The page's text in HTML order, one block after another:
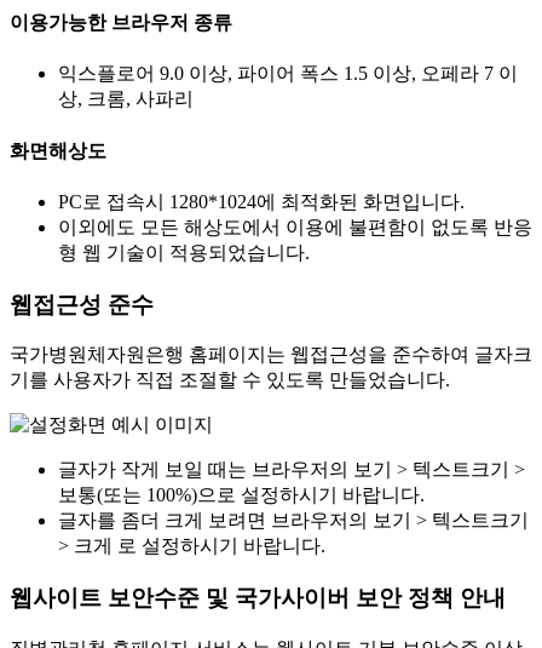
이용가능한 브라우저 종류
익스플로어 9.0 이상, 파이어 폭스 1.5 이상, 오페라 7 이
상, 크롬, 사파리
화면해상도
PC로 접속시 1280*1024에 최적화된 화면입니다.
이외에도 모든 해상도에서 이용에 불편함이 없도록 반응
형 웹 기술이 적용되었습니다.
웹접근성 준수
국가병원체자원은행 홈페이지는 웹접근성을 준수하여 글자크
기를 사용자가 직접 조절할 수 있도록 만들었습니다.
글자가 작게 보일 때는 브라우저의 보기 > 텍스트크기 >
보통(또는 100%)으로 설정하시기 바랍니다.
글자를 좀더 크게 보려면 브라우저의 보기 > 텍스트크기
> 크게 로 설정하시기 바랍니다.
웹사이트 보안수준 및 국가사이버 보안 정책 안내